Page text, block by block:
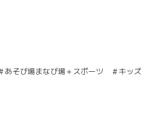
あそび場まなび場＋スポーツ ＃キッズ